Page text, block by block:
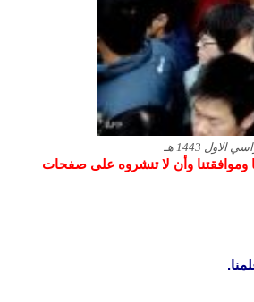
1443 هـ
وموافقتنا وأن لا تنشروه على صفحات